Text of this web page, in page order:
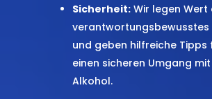
Sicherheit:Wir legen Wert
verantwortungsbewusstes
und geben hilfreiche Tipps
einen sicheren Umgang mit
Alkohol.